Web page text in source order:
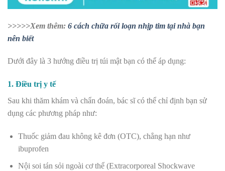
>>>>>Xem thêm: 6 cách chữa rối loạn nhịp tim tại nhà bạn
nên biết
Dưới đây là 3 hướng điều trị túi mật bạn có thể áp dụng:
1. Điều trị y tế
Sau khi thăm khám và chẩn đoán, bác sĩ có thể chỉ định bạn sử
dụng các phương pháp như:
Thuốc giảm đau không kê đơn (OTC), chẳng hạn như
ibuprofen
Nội soi tán sỏi ngoài cơ thể (Extracorporeal Shockwave